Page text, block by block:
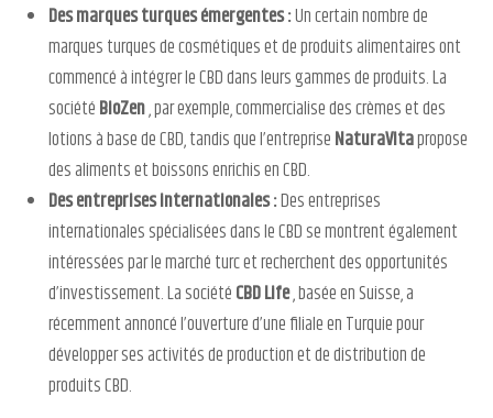
Des marques turques émergentes :Un certain nombre de
marques turques de cosmétiques et de produits alimentaires ont
commencé à intégrer le CBD dans leurs gammes de produits. La
sociétéBioZen, par exemple, commercialise des crèmes et des
lotions à base de CBD, tandis que l’entrepriseNaturaVitapropose
des aliments et boissons enrichis en CBD.
Des entreprises internationales :Des entreprises
internationales spécialisées dans le CBD se montrent également
intéressées par le marché turc et recherchent des opportunités
d’investissement. La sociétéCBD Life, basée en Suisse, a
récemment annoncé l’ouverture d’une filiale en Turquie pour
développer ses activités de production et de distribution de
produits CBD.